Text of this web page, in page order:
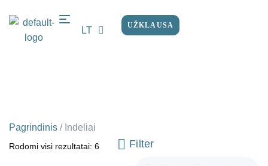
LT
EN
UŽKLAUSA
Pagrindinis / Indeliai
Rodomi visi rezultatai: 6 Filter